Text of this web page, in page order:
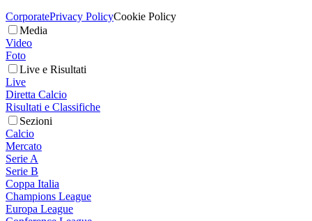
CorporatePrivacy PolicyCookie Policy
Media
Video
Foto
Live e Risultati
Live
Diretta Calcio
Risultati e Classifiche
Sezioni
Calcio
Mercato
Serie A
Serie B
Coppa Italia
Champions League
Europa League